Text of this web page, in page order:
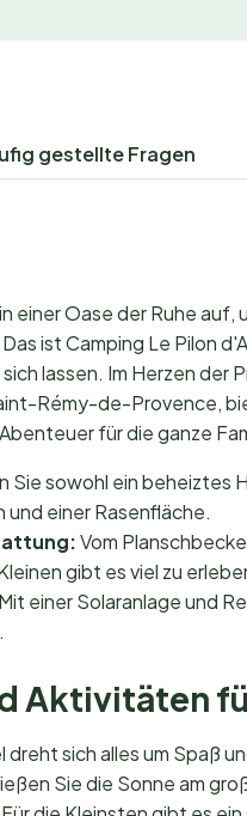
gestellte Fragen
einer Oase der Ruhe
ist Camping Le Pilon
lassen. Im Herzen der
Rémy-de-Provence,
für die ganze
Sie sowohl ein beheiztes
einer Rasenfläche.
Vom
gibt es viel zu
Mit einer Solaranlage und
Aktivitäten
sich alles um Spaß
Sie die Sonne am